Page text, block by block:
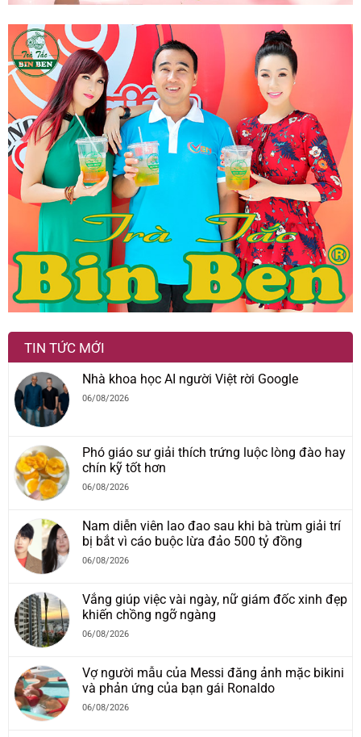
TIN TỨC MỚI
Nhà khoa học AI người Việt rời Google
06/08/2026
Phó giáo sư giải thích trứng luộc lòng đào hay
chín kỹ tốt hơn
06/08/2026
Nam diễn viên lao đao sau khi bà trùm giải trí
bị bắt vì cáo buộc lừa đảo 500 tỷ đồng
06/08/2026
Vắng giúp việc vài ngày, nữ giám đốc xinh đẹp
khiến chồng ngỡ ngàng
06/08/2026
Vợ người mẫu của Messi đăng ảnh mặc bikini
và phản ứng của bạn gái Ronaldo
06/08/2026